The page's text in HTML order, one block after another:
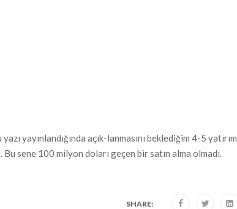
yayınlandığında açık-lanmasını beklediğim 4-5 yatırım
sene 100 milyon doları geçen bir satın alma olmadı.
SHARE: